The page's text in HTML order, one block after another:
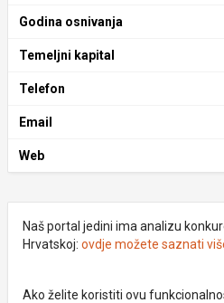
Godina osnivanja
Temeljni kapital
Telefon
Email
Web
Naš portal jedini ima analizu
Hrvatskoj: ovdje možete saznati
Ako želite koristiti ovu